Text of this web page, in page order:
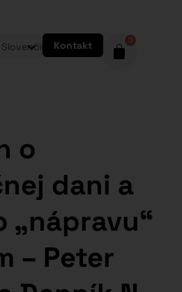
Slovenčina Kontakt 0
o
dani a
„nápravu“
– Peter